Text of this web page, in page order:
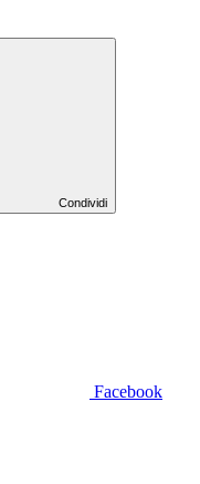
Condividi
Facebook